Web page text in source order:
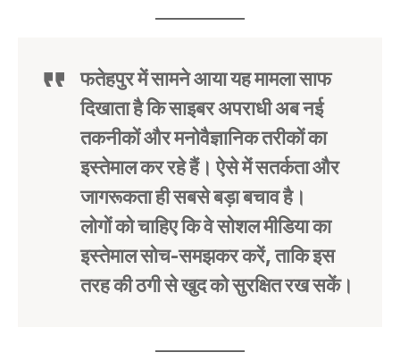
फतेहपुर में सामने आया यह मामला साफ
दिखाता है कि साइबर अपराधी अबनई
तकनीकों और मनोवैज्ञानिक तरीकों का
इस्तेमाल कर रहे हैं। ऐसे में सतर्कता और
जागरूकता ही सबसे बड़ा बचाव है।
लोगों को चाहिए कि वे सोशल मीडिया का
इस्तेमाल सोच-समझकर करें, ताकि इस
तरह की ठगी से खुद को सुरक्षित रख सकें।